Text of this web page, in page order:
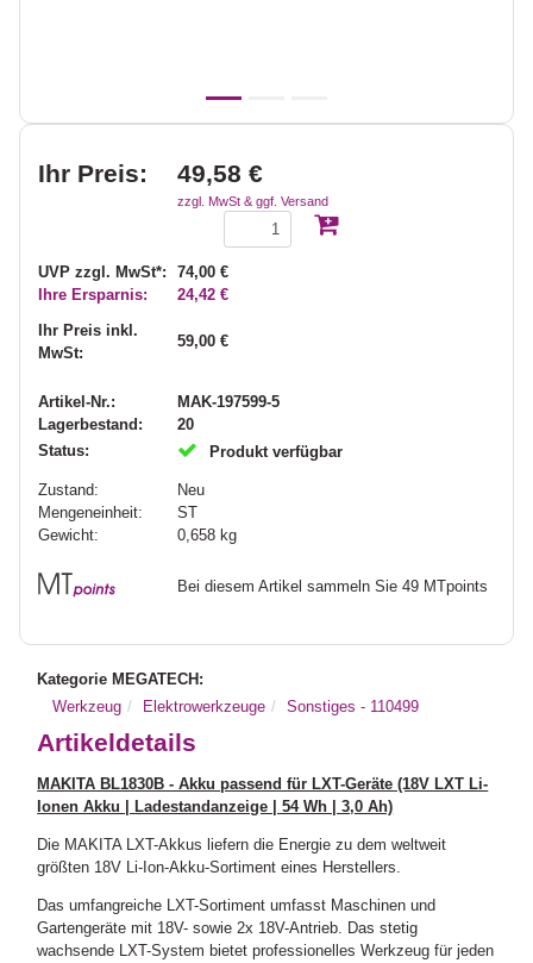
Ihr Preis: 49,58 €
zzgl. MwSt & ggf. Versand
UVP zzgl. MwSt*:
74,00 €
Ihre Ersparnis:
24,42 €
Ihr Preis inkl.
MwSt:
59,00 €
Artikel-Nr.:
MAK-197599-5
Lagerbestand:
20
Status:
Produkt verfügbar
Zustand:
Neu
Mengeneinheit:
ST
Gewicht:
0,658 kg
Bei diesem Artikel sammeln Sie 49 MTpoints
Kategorie MEGATECH:
Werkzeug
Elektrowerkzeuge Sonstiges - 110499
Artikeldetails
MAKITA BL1830B - Akku passend für LXT-Geräte (18V LXT Li-
Ionen Akku | Ladestandanzeige | 54 Wh | 3,0 Ah)
Die MAKITA LXT-Akkus liefern die Energie zu dem weltweit
größten 18V Li-Ion-Akku-Sortiment eines Herstellers.
Das umfangreiche LXT-Sortiment umfasst Maschinen und
Gartengeräte mit 18V- sowie 2x 18V-Antrieb. Das stetig
wachsende LXT-System bietet professionelles Werkzeug für jeden